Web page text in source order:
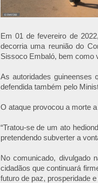
Em 01 de fevereiro de
decorria uma reunião do
Sissoco Embaló, bem como
As autoridades guineenses
defendida também pelo
O ataque provocou a morte
“Tratou-se de um ato
pretendendo subverter a
No comunicado, divulgado
cidadãos que continuará
futuro de paz, prosperidade